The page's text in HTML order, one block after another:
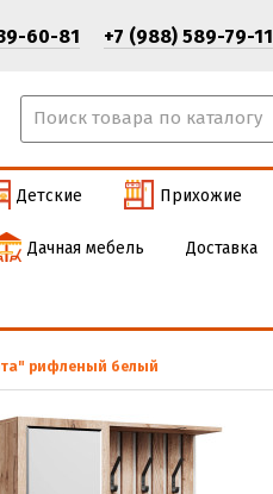
60-81 +7 (988) 589-79-11
Детские Прихожие
Дачная мебель Доставка
рифленый белый